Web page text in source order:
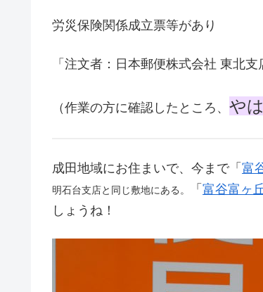
労災保険関係成立票等があり
「注文者：日本郵便株式会社 東北支
（作業の方に確認したところ、 や
成田地域にお住まいで、今まで「 富
明石台支店と同じ敷地にある。
「 富谷富ヶ
しょうね！